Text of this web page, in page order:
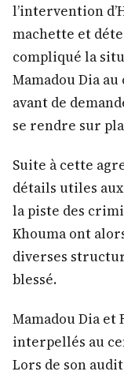
l’intervention
machette et
compliqué la
Mamadou Dia
avant de
se rendre sur
Suite à cette
détails utiles
la piste des
Khouma ont
diverses
blessé.
Mamadou Dia et
interpellés au
Lors de son